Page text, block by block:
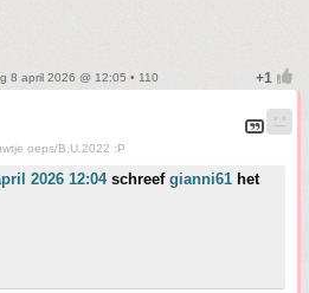
8 april 2026 @ 12:05 • 110
oeps/B.U.2022 :P
2026 12:04schreef gianni61 het